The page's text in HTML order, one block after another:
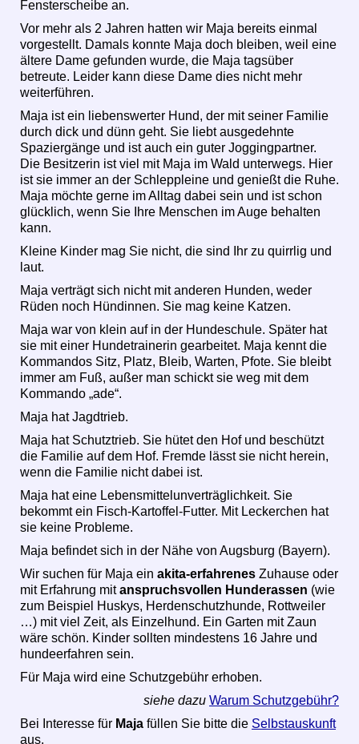
Fensterscheibe an.
Vor mehr als 2 Jahren hatten wir Maja bereits einmal
vorgestellt. Damals konnte Maja doch bleiben, weil eine
ältere Dame gefunden wurde, die Maja tagsüber
betreute. Leider kann diese Dame dies nicht mehr
weiterführen.
Maja ist ein liebenswerter Hund, der mit seiner Familie
durch dick und dünn geht. Sie liebt ausgedehnte
Spaziergänge und ist auch ein guter Joggingpartner.
Die Besitzerin ist viel mit Maja im Wald unterwegs. Hier
ist sie immer an der Schleppleine und genießt die Ruhe.
Maja möchte gerne im Alltag dabei sein und ist schon
glücklich, wenn Sie Ihre Menschen im Auge behalten
kann.
Kleine Kinder mag Sie nicht, die sind Ihr zu quirrlig und
laut.
Maja verträgt sich nicht mit anderen Hunden, weder
Rüden noch Hündinnen. Sie mag keine Katzen.
Maja war von klein auf in der Hundeschule. Später hat
sie mit einer Hundetrainerin gearbeitet. Maja kennt die
Kommandos Sitz, Platz, Bleib, Warten, Pfote. Sie bleibt
immer am Fuß, außer man schickt sie weg mit dem
Kommando „ade“.
Maja hat Jagdtrieb.
Maja hat Schutztrieb. Sie hütet den Hof und beschützt
die Familie auf dem Hof. Fremde lässt sie nicht herein,
wenn die Familie nicht dabei ist.
Maja hat eine Lebensmittelunverträglichkeit. Sie
bekommt ein Fisch-Kartoffel-Futter. Mit Leckerchen hat
sie keine Probleme.
Maja befindet sich in der Nähe von Augsburg (Bayern).
Wir suchen für Maja ein akita-erfahrenes Zuhause oder
mit Erfahrung mitanspruchsvollen Hunderassen (wie
zum Beispiel Huskys, Herdenschutzhunde, Rottweiler
…) mit viel Zeit, als Einzelhund. Ein Garten mit Zaun
wäre schön. Kinder sollten mindestens 16 Jahre und
hundeerfahren sein.
Für Maja wird eine Schutzgebühr erhoben.
siehe dazu Warum Schutzgebühr?
Bei Interesse für Maja füllen Sie bitte die Selbstauskunft
aus.